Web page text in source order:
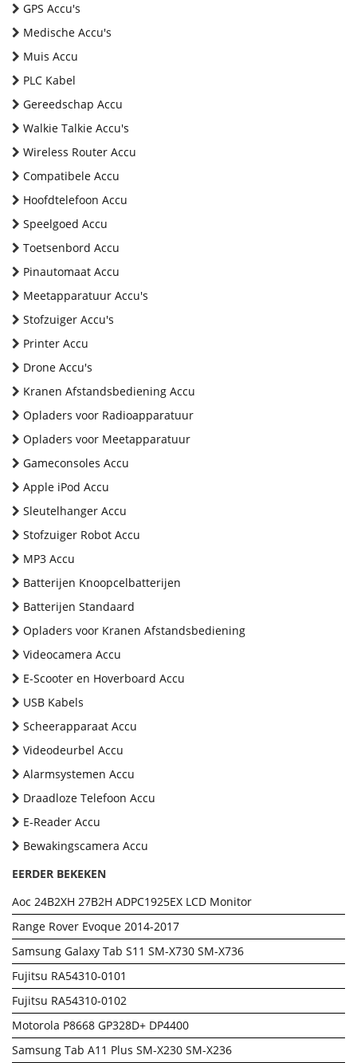
GPS Accu's
Medische Accu's
Muis Accu
PLC Kabel
Gereedschap Accu
Walkie Talkie Accu's
Wireless Router Accu
Compatibele Accu
Hoofdtelefoon Accu
Speelgoed Accu
Toetsenbord Accu
Pinautomaat Accu
Meetapparatuur Accu's
Stofzuiger Accu's
Printer Accu
Drone Accu's
Kranen Afstandsbediening Accu
Opladers voor Radioapparatuur
Opladers voor Meetapparatuur
Gameconsoles Accu
Apple iPod Accu
Sleutelhanger Accu
Stofzuiger Robot Accu
MP3 Accu
Batterijen Knoopcelbatterijen
Batterijen Standaard
Opladers voor Kranen Afstandsbediening
Videocamera Accu
E-Scooter en Hoverboard Accu
USB Kabels
Scheerapparaat Accu
Videodeurbel Accu
Alarmsystemen Accu
Draadloze Telefoon Accu
E-Reader Accu
Bewakingscamera Accu
EERDER BEKEKEN
Aoc 24B2XH 27B2H ADPC1925EX LCD Monitor
Range Rover Evoque 2014-2017
Samsung Galaxy Tab S11 SM-X730 SM-X736
Fujitsu RA54310-0101
Fujitsu RA54310-0102
Motorola P8668 GP328D+ DP4400
Samsung Tab A11 Plus SM-X230 SM-X236